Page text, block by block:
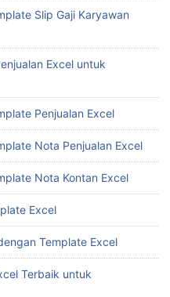
Slip Gaji Karyawan
Excel untuk
Penjualan Excel
Nota Penjualan Excel
Nota Kontan Excel
Excel
Template Excel
Terbaik untuk